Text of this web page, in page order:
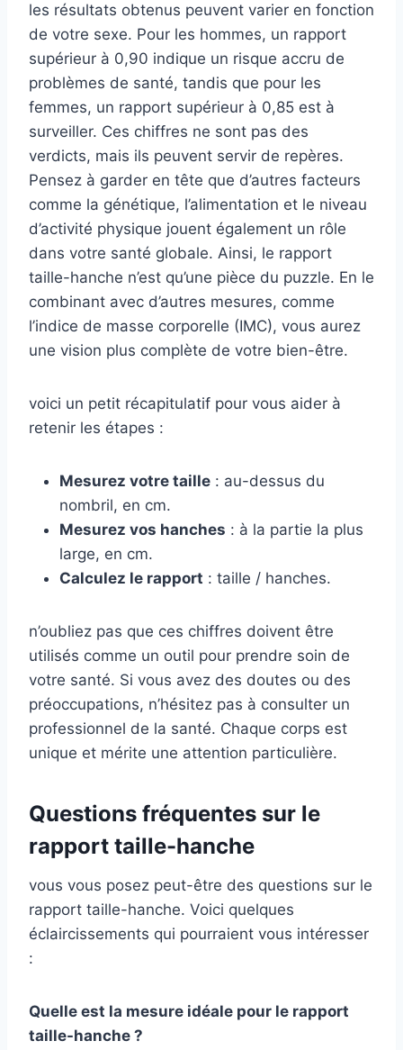
les résultats obtenus peuvent varier en fonction
de votre sexe. Pour les hommes, un rapport
supérieur à 0,90 indique un risque accru de
problèmes de santé, tandis que pour les
femmes, un rapport supérieur à 0,85 est à
surveiller. Ces chiffres ne sont pas des
verdicts, mais ils peuvent servir de repères.
Pensez à garder en tête que d’autres facteurs
comme la génétique, l’alimentation et le niveau
d’activité physique jouent également un rôle
dans votre santé globale. Ainsi, le rapport
taille-hanche n’est qu’une pièce du puzzle. En le
combinant avec d’autres mesures, comme
l’indice de masse corporelle (IMC), vous aurez
une vision plus complète de votre bien-être.
voici un petit récapitulatif pour vous aider à
retenir les étapes :
Mesurez votre taille : au-dessus du
nombril, en cm.
Mesurez vos hanches : à la partie la plus
large, en cm.
Calculez le rapport : taille / hanches.
n’oubliez pas que ces chiffres doivent être
utilisés comme un outil pour prendre soin de
votre santé. Si vous avez des doutes ou des
préoccupations, n’hésitez pas à consulter un
professionnel de la santé. Chaque corps est
unique et mérite une attention particulière.
Questions fréquentes sur le
rapport taille-hanche
vous vous posez peut-être des questions sur le
rapport taille-hanche. Voici quelques
éclaircissements qui pourraient vous intéresser
:
Quelle est la mesure idéale pour le rapport
taille-hanche ?